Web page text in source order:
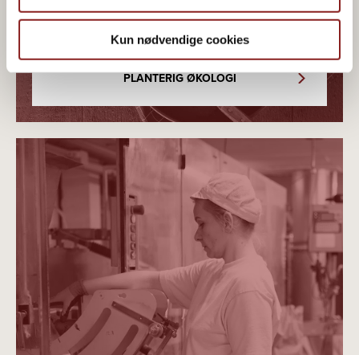
Kun nødvendige cookies
PLANTERIG ØKOLOGI